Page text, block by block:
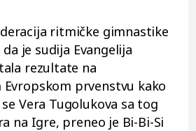
ritmičke gimnastike
je sudija Evangelija
rezultate na
prvenstvu kako
Vera Tugolukova sa tog
na Igre, preneo je Bi-Bi-Si